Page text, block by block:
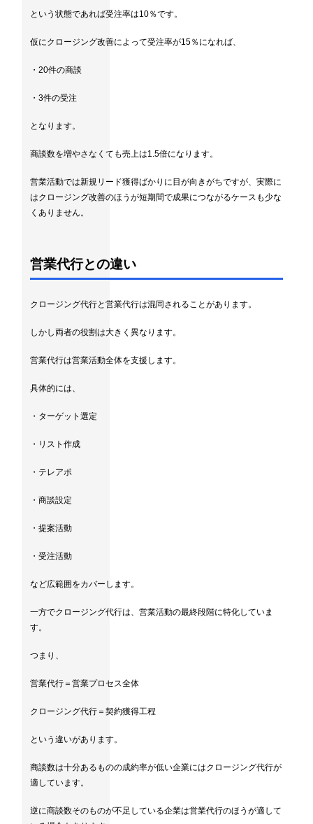
という状態であれば受注率は10％です。
仮にクロージング改善によって受注率が15％になれば、
・20件の商談
・3件の受注
となります。
商談数を増やさなくても売上は1.5倍になります。
営業活動では新規リード獲得ばかりに目が向きがちですが、実際に
はクロージング改善のほうが短期間で成果につながるケースも少な
くありません。
営業代行との違い
クロージング代行と営業代行は混同されることがあります。
しかし両者の役割は大きく異なります。
営業代行は営業活動全体を支援します。
具体的には、
・ターゲット選定
・リスト作成
・テレアポ
・商談設定
・提案活動
・受注活動
など広範囲をカバーします。
一方でクロージング代行は、営業活動の最終段階に特化していま
す。
つまり、
営業代行＝営業プロセス全体
クロージング代行＝契約獲得工程
という違いがあります。
商談数は十分あるものの成約率が低い企業にはクロージング代行が
適しています。
逆に商談数そのものが不足している企業は営業代行のほうが適して